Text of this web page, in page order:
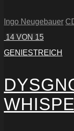
Ingo Neugebauer
14 VON 15
GENIESTREICH